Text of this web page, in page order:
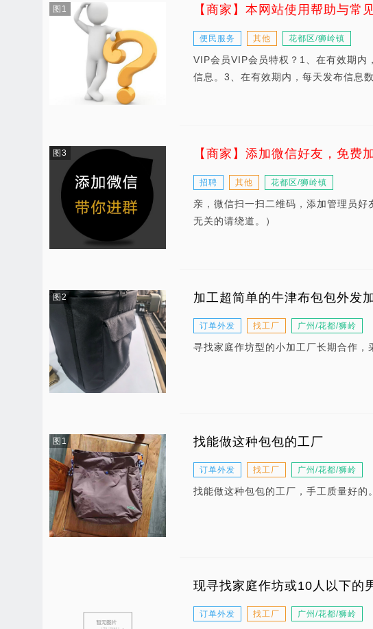
图1 【商家】本网站使用帮助与常
便民服务 其他 花都区/狮岭镇
VIP会员VIP会员特权？1、在有效期内
信息。3、在有效期内，每天发布信息
图3 【商家】添加微信好友，免费
招聘 其他 花都区/狮岭镇
亲，微信扫一扫二维码，添加管理员
无关的请绕道。）
图2 加工超简单的牛津布包包外发
订单外发 找工厂 广州/花都/狮岭
寻找家庭作坊型的小加工厂长期合作，
图1 找能做这种包包的工厂
订单外发 找工厂 广州/花都/狮岭
找能做这种包包的工厂，手工质量好的
现寻找家庭作坊或10人以下的
订单外发 找工厂 广州/花都/狮岭